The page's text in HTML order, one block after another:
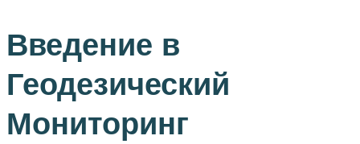
Введение в
Геодезический
Мониторинг